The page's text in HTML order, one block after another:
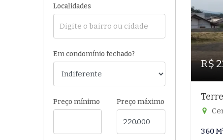
Localidades
Em condomínio fechado?
Preço mínimo Preço máximo
R$
360